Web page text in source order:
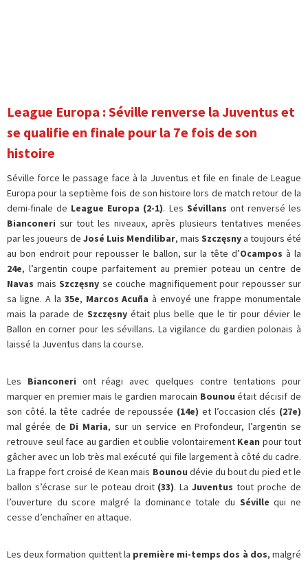
League Europa : Séville renverse la Juventus et
se qualifie en finale pour la 7e fois de son
histoire
Séville force le passage face à la Juventus et file en finale de League
Europa pour la septième fois de son histoire lors de match retour de la
demi-finale de League Europa (2-1). Les Sévillans ont renversé les
Bianconeri sur tout les niveaux, après plusieurs tentatives menées
par les joueurs de José Luis Mendilibar, mais Szczęsnya toujours été
au bon endroit pour repousser le ballon, sur la tête d’Ocampos à la
24e, l’argentin coupe parfaitement au premier poteau un centre de
Navas mais Szczęsny se couche magnifiquement pour repousser sur
sa ligne. A la 35e, Marcos Acuña à envoyé une frappe monumentale
mais la parade de Szczęsny était plus belle que le tir pour dévier le
Ballon en corner pour les sévillans. La vigilance du gardien polonais à
laissé la Juventus dans la course.
Les Bianconeri ont réagi avec quelques contre tentations pour
marquer en premier mais le gardien marocain Bounou était décisif de
son côté. la tête cadrée de repoussée (14e) et l’occasion clés (27e)
mal gérée de Di Maria, sur un service en Profondeur, l’argentin se
retrouve seul face au gardien et oublie volontairement Kean pour tout
gâcher avec un lob très mal exécuté qui file largement à côté du cadre.
La frappe fort croisé de Kean mais Bounou dévie du bout du pied et le
ballon s’écrase sur le poteau droit (33). LaJuventus tout proche de
l’ouverture du score malgré la dominance totale du Séville qui ne
cesse d’enchaîner en attaque.
Les deux formation quittent la première mi-temps dos à dos, malgré